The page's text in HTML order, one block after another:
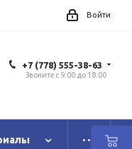
Войти
+7 (778) 555-38-63
Звоните с 9:00 до 18:00